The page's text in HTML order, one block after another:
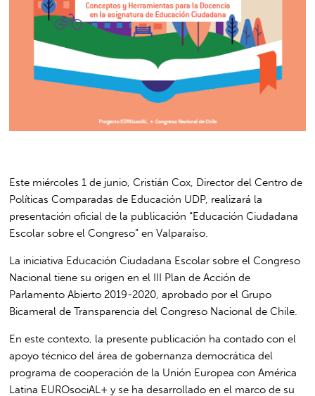
Este miércoles 1 de junio, Cristián Cox, Director del Centro de
Políticas Comparadas de Educación UDP, realizará la
presentación oficial de la publicación “Educación Ciudadana
Escolar sobre el Congreso” en Valparaíso.
La iniciativa Educación Ciudadana Escolar sobre el Congreso
Nacional tiene su origen en el III Plan de Acción de
Parlamento Abierto 2019-2020, aprobado por el Grupo
Bicameral de Transparencia del Congreso Nacional de Chile.
En este contexto, la presente publicación ha contado con el
apoyo técnico del área de gobernanza democrática del
programa de cooperación de la Unión Europea con América
Latina EUROsociAL+ y se ha desarrollado en el marco de su